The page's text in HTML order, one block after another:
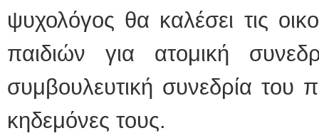
ψυχολόγος θα καλέσει τις
παιδιών για ατομική
συμβουλευτική συνεδρία του
κηδεμόνες τους.